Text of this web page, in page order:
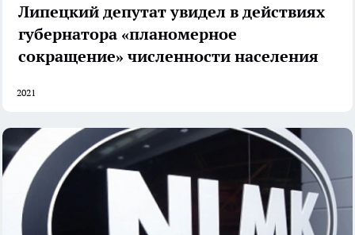
Липецкий депутат увидел в действиях
губернатора «планомерное
сокращение» численности населения
2021